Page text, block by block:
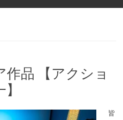
作品 【アクショ
皆